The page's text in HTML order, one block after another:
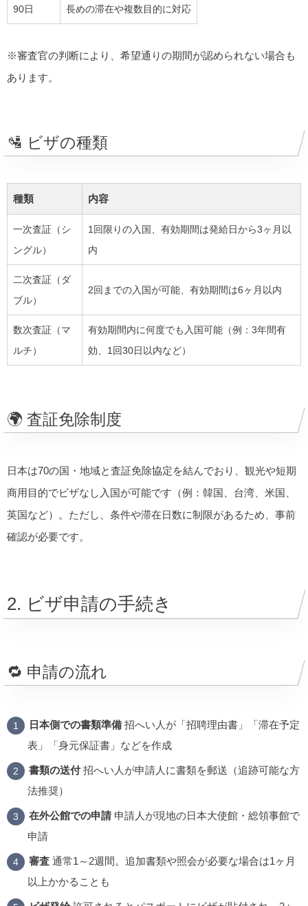
90日 長めの滞在や複数目的に対応
※審査官の判断により、希望通りの期間が認められない場合も
あります。
🛂 ビザの種類
種類 内容
一次査証（シ
ングル）
1回限りの入国、有効期間は発給日から3ヶ月以
内
二次査証（ダ
ブル）
2回までの入国が可能、有効期間は6ヶ月以内
数次査証（マ
ルチ）
有効期間内に何度でも入国可能（例：3年間有
効、1回30日以内など）
🌍 査証免除制度
日本は70の国・地域と査証免除協定を結んでおり、観光や短期
商用目的でビザなし入国が可能です（例：韓国、台湾、米国、
英国など）。ただし、条件や滞在日数に制限があるため、事前
確認が必要です。
2. ビザ申請の手続き
🔁 申請の流れ
日本側での書類準備 招へい人が「招聘理由書」「滞在予定
表」「身元保証書」などを作成
書類の送付招へい人が申請人に書類を郵送（追跡可能な方
法推奨）
在外公館での申請 申請人が現地の日本大使館・総領事館で
申請
審査 通常1～2週間。追加書類や照会が必要な場合は1ヶ月
以上かかることも